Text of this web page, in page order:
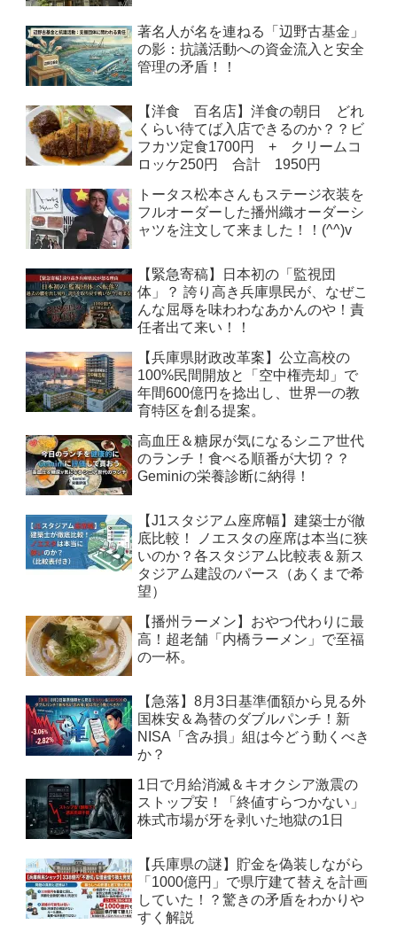
著名人が名を連ねる「辺野古基金」
の影：抗議活動への資金流入と安全
管理の矛盾！！
【洋食 百名店】洋食の朝日 どれ
くらい待てば入店できるのか？？ビ
フカツ定食1700円 + クリームコ
ロッケ250円 合計 1950円
トータス松本さんもステージ衣装を
フルオーダーした播州織オーダーシ
ャツを注文して来ました！！(^^)v
【緊急寄稿】日本初の「監視団
体」？ 誇り高き兵庫県民が、なぜこ
んな屈辱を味わわなあかんのや！責
任者出て来い！！
【兵庫県財政改革案】公立高校の
100%民間開放と「空中権売却」で
年間600億円を捻出し、世界一の教
育特区を創る提案。
高血圧＆糖尿が気になるシニア世代
のランチ！食べる順番が大切？？
Geminiの栄養診断に納得！
【J1スタジアム座席幅】建築士が徹
底比較！ ノエスタの座席は本当に狭
いのか？各スタジアム比較表＆新ス
タジアム建設のパース（あくまで希
望）
【播州ラーメン】おやつ代わりに最
高！超老舗「内橋ラーメン」で至福
の一杯。
【急落】8月3日基準価額から見る外
国株安＆為替のダブルパンチ！新
NISA「含み損」組は今どう動くべき
か？
1日で月給消滅＆キオクシア激震の
ストップ安！「終値すらつかない」
株式市場が牙を剥いた地獄の1日
【兵庫県の謎】貯金を偽装しながら
「1000億円」で県庁建て替えを計画
していた！？驚きの矛盾をわかりや
すく解説